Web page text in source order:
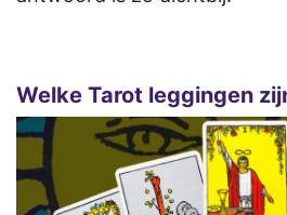
Welke Tarot leggingen